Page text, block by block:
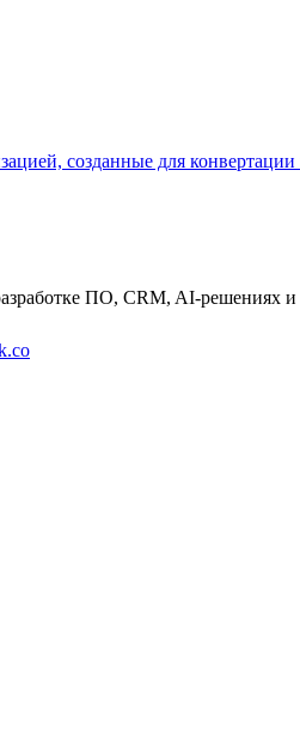
созданные для конвертации
ПО, CRM, AI-решениях